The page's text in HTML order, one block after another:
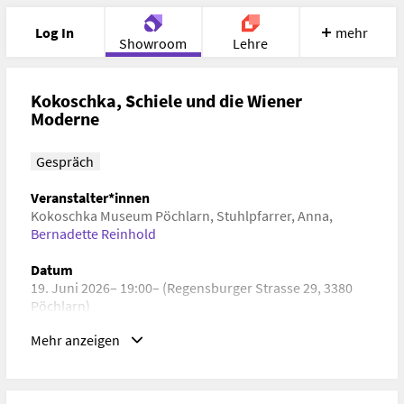
Log In
Showroom Lehre
Portfolio Image Cloud
mehr
Kokoschka, Schiele und die Wiener
Moderne
Gespräch
Veranstalter*innen
Kokoschka Museum Pöchlarn, Stuhlpfarrer, Anna,
Bernadette Reinhold
Datum
19. Juni 2026– 19:00– (Regensburger Strasse 29, 3380
Pöchlarn)
Schlagwörter
Mehr anzeigen